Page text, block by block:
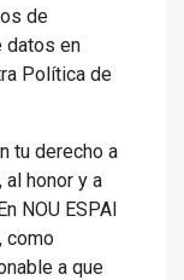
de
datos en
Política de
tu derecho a
honor y a
NOU ESPAI
como
a que